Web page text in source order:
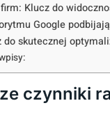
firm: Klucz do
Google
skutecznej
czynniki